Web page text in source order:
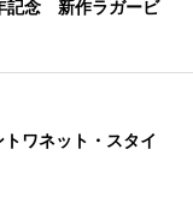
記念 新作ラガービ
ワネット・スタイ